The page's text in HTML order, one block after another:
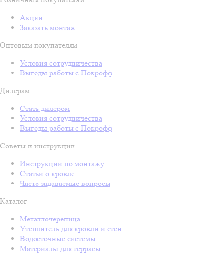
Акции
Заказать монтаж
Оптовым покупателям
Условия сотрудничества
Выгоды работы с Покрофф
Дилерам
Стать дилером
Условия сотрудничества
Выгоды работы с Покрофф
Советы и инструкции
Инструкции по монтажу
Статьи о кровле
Часто задаваемые вопросы
Каталог
Металлочерепица
Утеплитель для кровли и стен
Водосточные системы
Материалы для террасы